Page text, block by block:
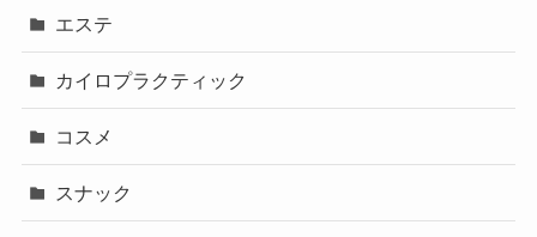
エステ
カイロプラクティック
コスメ
スナック